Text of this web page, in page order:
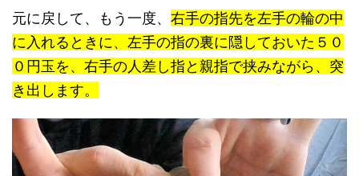
元に戻して、もう一度、 右手の指先を左手の輪の中
に入れるときに、左手の指の裏に隠しておいた５０
０円玉を、右手の人差し指と親指で挟みながら、突
き出します。